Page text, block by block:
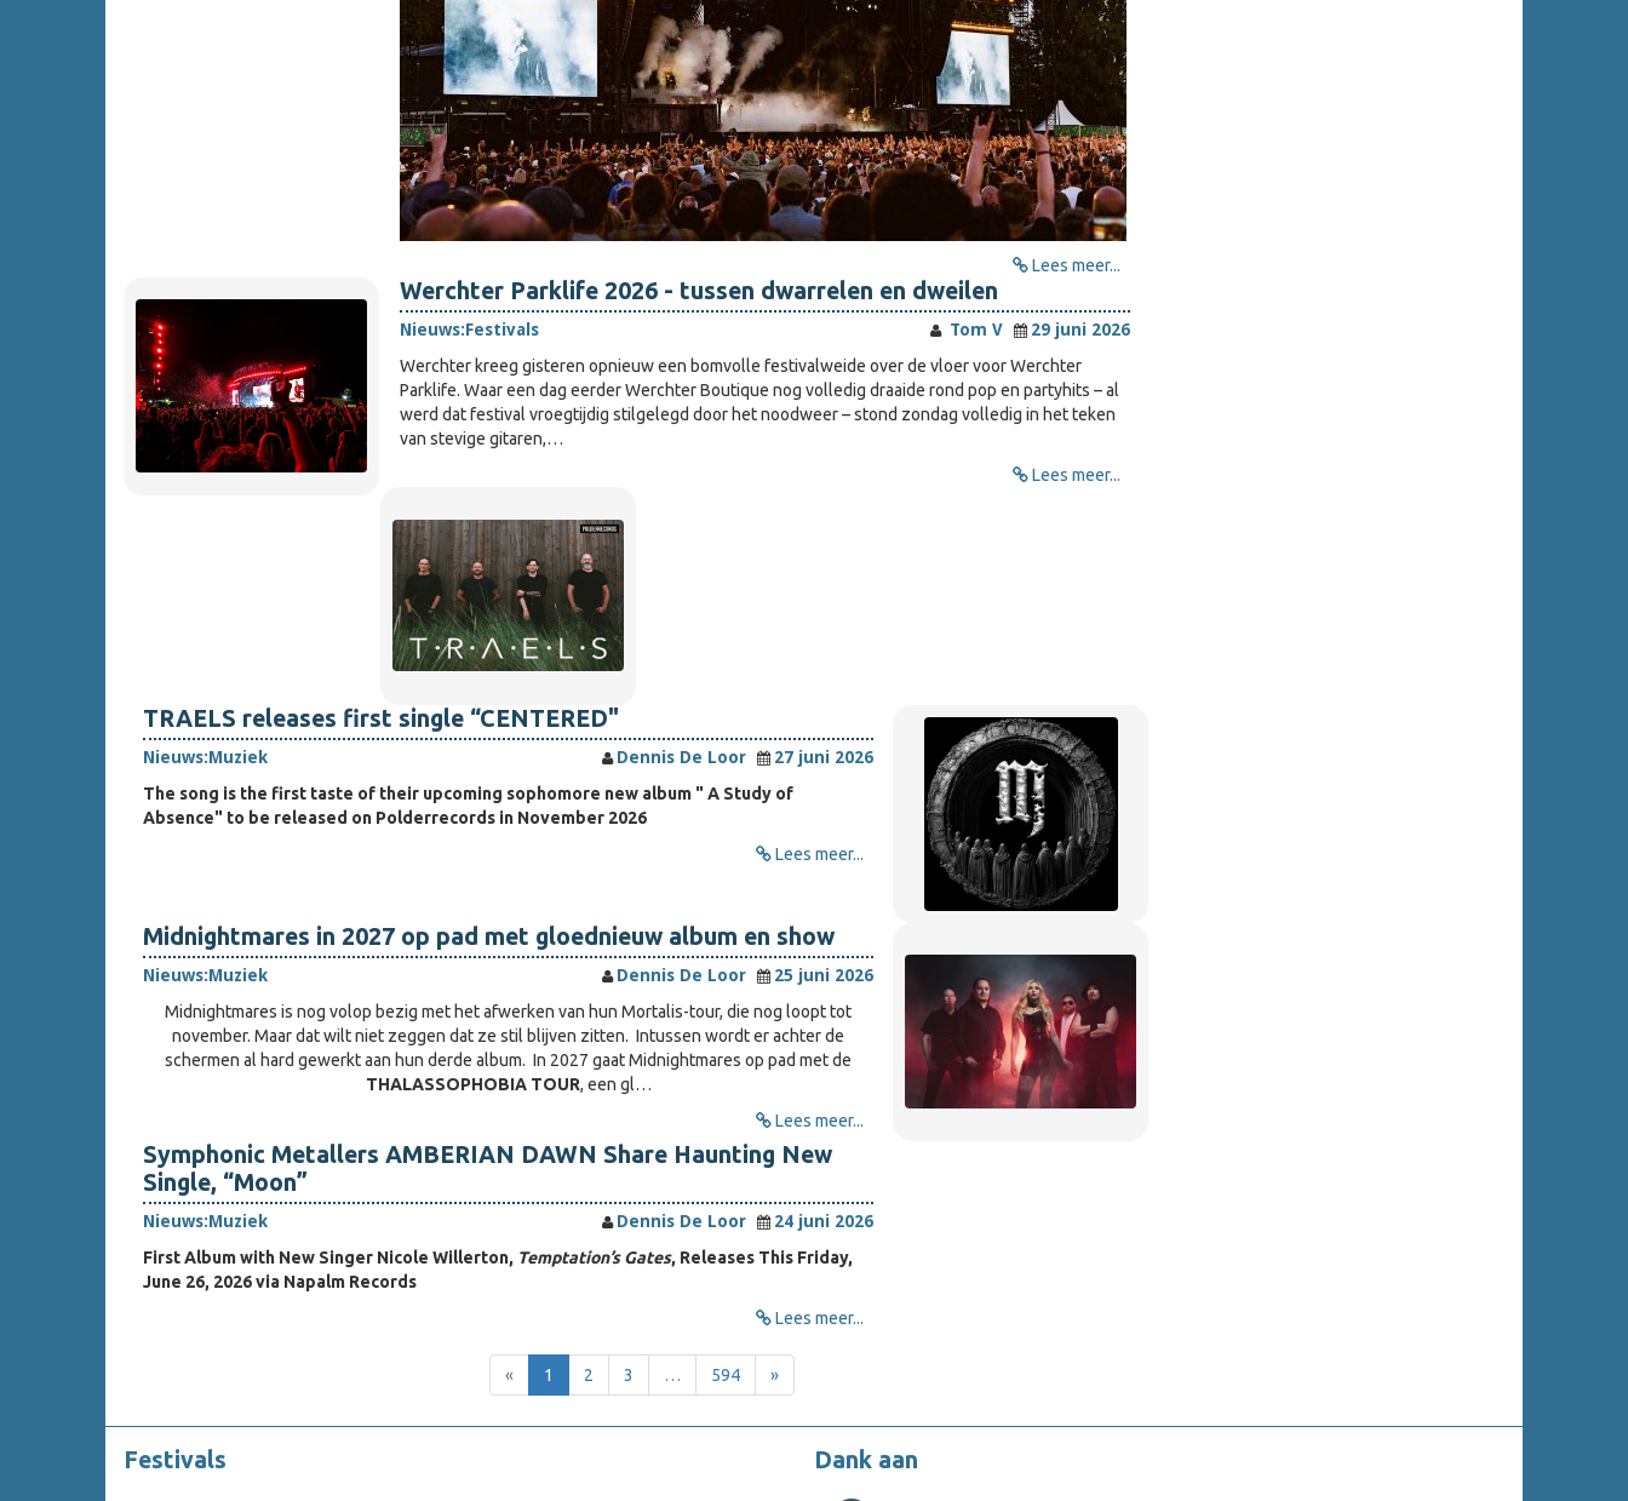
Lees meer...
Werchter Parklife 2026 - tussen dwarrelen en dweilen
Nieuws:Festivals Tom V
29 juni 2026
Werchter kreeg gisteren opnieuw een bomvolle festivalweide over de vloer voor Werchter
Parklife. Waar een dag eerder Werchter Boutique nog volledig draaide rond pop en partyhits – al
werd dat festival vroegtijdig stilgelegd door het noodweer – stond zondag volledig in het teken
van stevige gitaren,…
Lees meer...
TRAELS releases first single “CENTERED"
Nieuws:Muziek Dennis De Loor
27 juni 2026
The song is the first taste of their upcoming sophomore new album " A Study of
Absence" to be released on Polderrecords in November 2026
Lees meer...
Midnightmares in 2027 op pad met gloednieuw album en show
Nieuws:Muziek Dennis De Loor
25 juni 2026
Midnightmares is nog volop bezig met het afwerken van hun Mortalis-tour, die nog loopt tot
november. Maar dat wilt niet zeggen dat ze stil blijven zitten. Intussen wordt er achter de
schermen al hard gewerkt aan hun derde album. In 2027 gaat Midnightmares op pad met de
THALASSOPHOBIA TOUR, een gl…
Lees meer...
Symphonic Metallers AMBERIAN DAWN Share Haunting New
Single, “Moon”
Nieuws:Muziek Dennis De Loor
24 juni 2026
First Album with New Singer Nicole Willerton, Temptation’s Gates, Releases This Friday,
June 26, 2026 via Napalm Records
Lees meer...
« 1 2 3 … 594 »
Festivals Dank aan